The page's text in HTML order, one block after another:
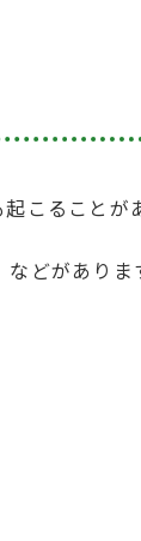
こることが
どがありま